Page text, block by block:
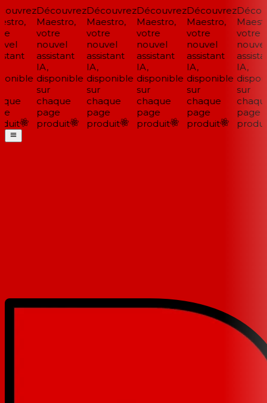
Découvrez
Maestro,
votre
nouvel
assistant
IA,
disponible
sur
chaque
page
produit
Découvrez
Maestro,
votre
nouvel
assistant
IA,
disponible
sur
chaque
page
produit
Découvrez
Maestro,
votre
nouvel
assistant
IA,
disponible
sur
chaque
page
produit
Découvrez
Maestro,
votre
nouvel
assistant
IA,
disponible
sur
chaque
page
produit
votre
nouvel
IA,
sur
chaque
page
produit